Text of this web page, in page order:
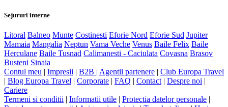
Sejururi interne
Litoral Balneo Munte Costinesti Eforie Nord Eforie Sud Jupiter
Mamaia Mangalia Neptun Vama Veche Venus Baile Felix Baile
Herculane Baile Tusnad Calimanesti - Caciulata Covasna Brasov
Busteni Sinaia
Contul meu | Impresii | B2B | Agentii partenere | Club Europa Travel
| Blog Europa Travel | Corporate | FAQ | Contact | Despre noi |
Cariere
Termeni si conditii | Informatii utile | Protectia datelor personale |